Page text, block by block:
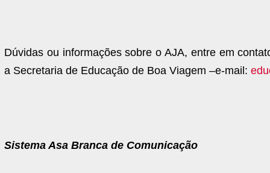
Dúvidas ou informações sobre o AJA, entre em
a Secretaria de Educação de Boa Viagem –e-mail:
Sistema Asa Branca de Comunicação